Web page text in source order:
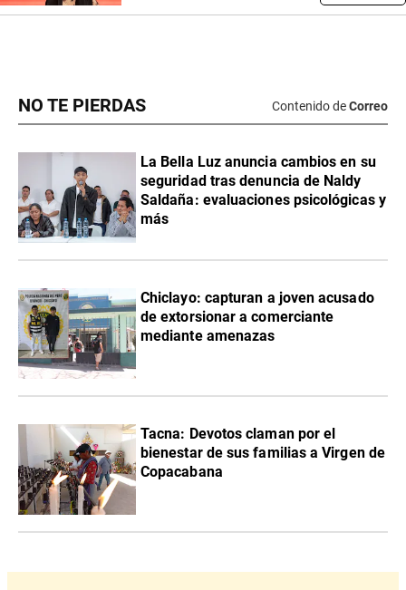
NO TE PIERDAS Contenido deCorreo
La Bella Luz anuncia cambios en su
seguridad tras denuncia de Naldy
Saldaña: evaluaciones psicológicas y
más
Chiclayo: capturan a joven acusado
de extorsionar a comerciante
mediante amenazas
Tacna: Devotos claman por el
bienestar de sus familias a Virgen de
Copacabana